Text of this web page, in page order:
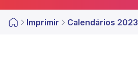
Imprimir Calendários 2023